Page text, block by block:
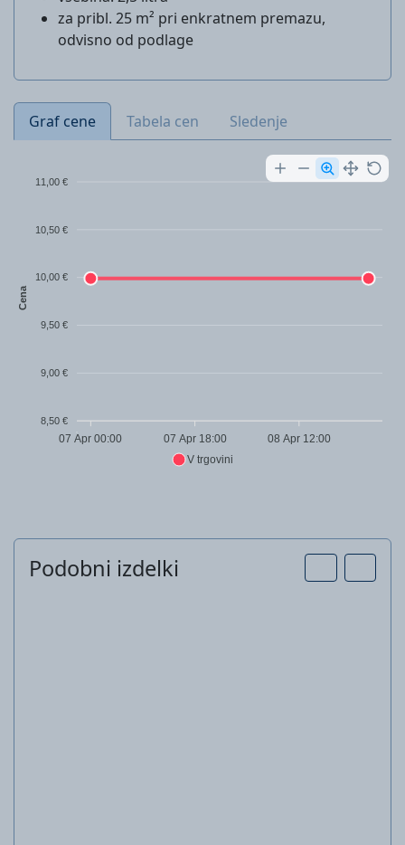
za pribl. 25 m² pri enkratnem premazu,
odvisno od podlage
Graf cene Tabela cen Sledenje
11,00 €
10,50 €
10,00 €
9,50 €
9,00 €
8,50 €
Cena
07 Apr 00:00 07 Apr 18:00 08 Apr 12:00
V trgovini
Podobni izdelki